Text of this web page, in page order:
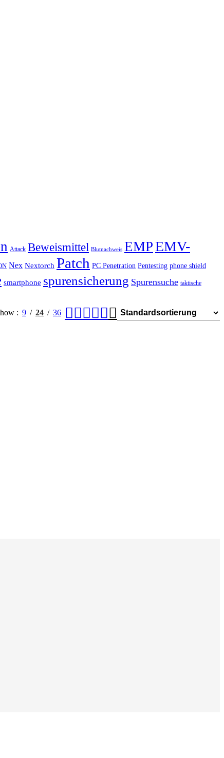
Attack Beweismittel Blutnachweis EMPEMV-
Nex Nextorch Patch PC Penetration Pentesting phone shield
smartphone spurensicherung Spurensuche taktische
9 24 36